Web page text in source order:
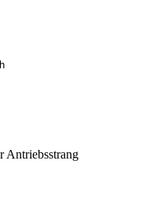
Antriebsstrang